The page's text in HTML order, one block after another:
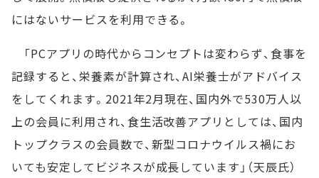
にはないサービスを利用できる。
「PCアプリの時代からコンセプトは変わらず、食事を
記録すると、栄養素が計算され、AI栄養士がアドバイス
をしてくれます。2021年2月現在、国内外で530万人以
上の会員に利用され、食生活改善アプリとしては、国内
トップクラスの会員数で、新型コロナウイルス禍にお
いても安定してビジネスが成長しています」（天辰氏）